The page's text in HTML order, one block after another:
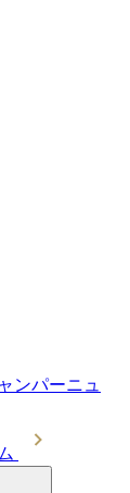
ンパーニュ